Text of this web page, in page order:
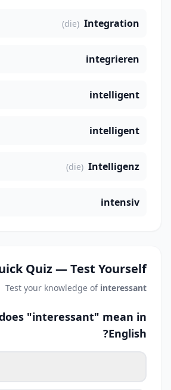
Integration
(die)
integrieren
intelligent
intelligent
Intelligenz
(die)
intensiv
Quiz — Test Yourself
Test your knowledge of interessant
"interessant" mean in
English?